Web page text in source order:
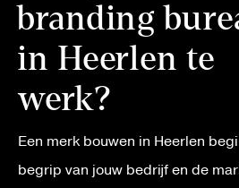
branding
in Heerlen te
werk?
Een merk bouwen in Heerlen
begrip van jouw bedrijf en de